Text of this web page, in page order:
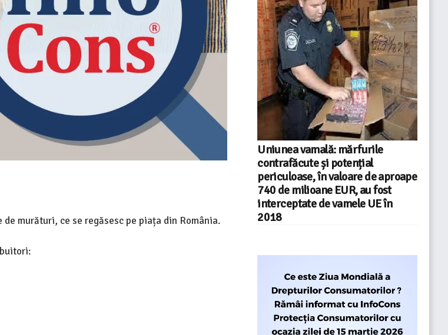
murături, ce se regăsesc pe piața din România.
Uniunea vamală: mărfurile
contrafăcute și potențial
periculoase, în valoare de aproape
740 de milioane EUR, au fost
interceptate de vamele UE în
2018